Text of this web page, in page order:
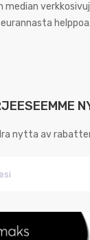
median
helppoa.
nytta av